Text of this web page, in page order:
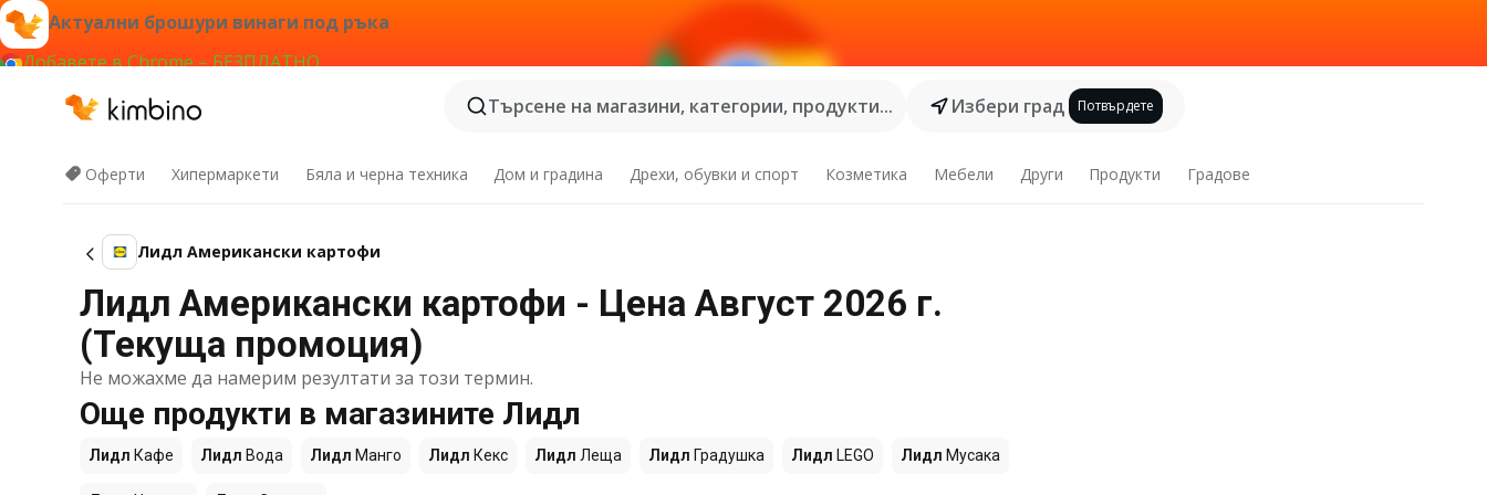
Актуални брошури винаги под ръка
Добавете в Chrome – БЕЗПЛАТНО
Търсене на магазини, категории, продукти...
Избери град Потвърдете
Оферти Хипермаркети Бяла и черна техника Дом и градина Дрехи, обувки и спорт Козметика Мебели Други Продукти Градове
Лидл Американски картофи
Лидл Американски картофи - Цена Август 2026 г.
(Текуща промоция)
Не можахме да намерим резултати за този термин.
Още продукти в магазините Лидл
Лидл Кафе Лидл Вода Лидл Манго Лидл Кекс Лидл Леща Лидл Градушка Лидл LEGO Лидл Мусака